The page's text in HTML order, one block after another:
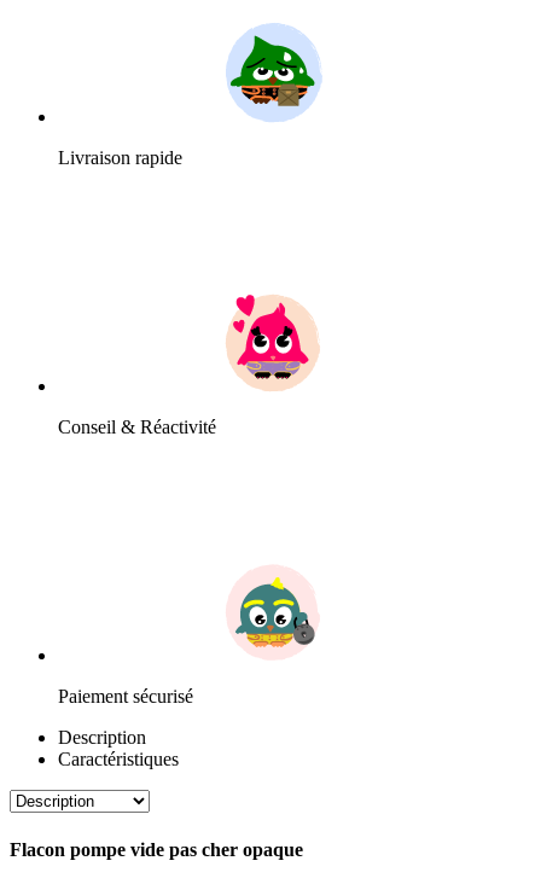
Livraison rapide
Conseil & Réactivité
Paiement sécurisé
Description
Caractéristiques
Flacon pompe vide pas cher opaque